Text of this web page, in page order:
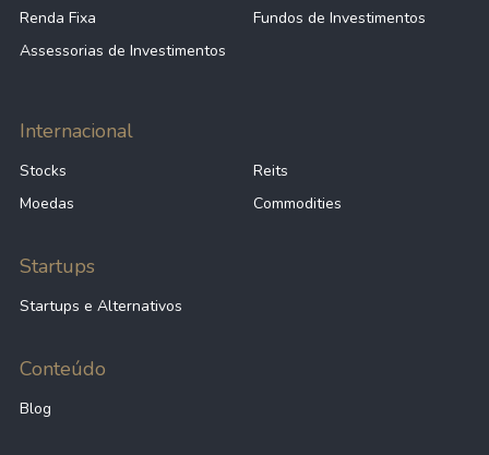
Renda Fixa
Fundos de Investimentos
Assessorias de Investimentos
Internacional
Stocks
Reits
Moedas
Commodities
Startups
Startups e Alternativos
Conteúdo
Blog